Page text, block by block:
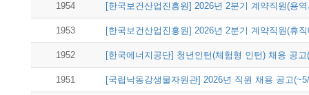
1954 [한국보건산업진흥원] 2026년 2분기 계약직원(용
1953 [한국보건산업진흥원] 2026년 2분기 계약직원(휴
1952 [한국에너지공단] 청년인턴(체험형 인턴) 채용 공
1951 [국립낙동강생물자원관] 2026년 직원 채용 공고